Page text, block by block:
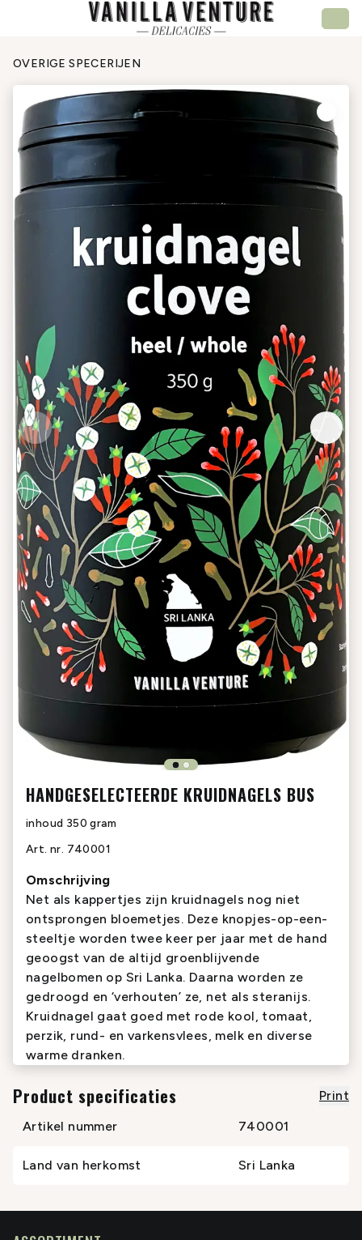
OVERIGE SPECERIJEN
HANDGESELECTEERDE KRUIDNAGELS BUS
inhoud 350 gram
Art. nr. 740001
Omschrijving
Net als kappertjes zijn kruidnagels nog niet
ontsprongen bloemetjes. Deze knopjes-op-een-
steeltje worden twee keer per jaar met de hand
geoogst van de altijd groenblijvende
nagelbomen op Sri Lanka. Daarna worden ze
gedroogd en ‘verhouten’ ze, net als steranijs.
Kruidnagel gaat goed met rode kool, tomaat,
perzik, rund- en varkensvlees, melk en diverse
warme dranken.
Product specificaties
Print
Artikel nummer
740001
Land van herkomst Sri Lanka